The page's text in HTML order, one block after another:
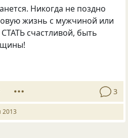
Никогда не поздно
жизнь с мужчиной или
счастливой, быть
3
2013